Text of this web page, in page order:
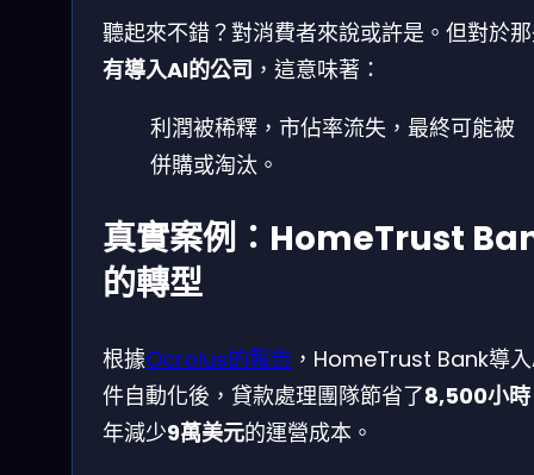
聽起來不錯？對消費者來說或許是。但對於
有導入AI的公司 ，這意味著：
利潤被稀釋，市佔率流失，最終可能被
併購或淘汰。
真實案例：HomeTrust
的轉型
根據Ocrolus的報告 ，HomeTrust Bank導
件自動化後，貸款處理團隊節省了8,500小時
年減少9萬美元的運營成本。